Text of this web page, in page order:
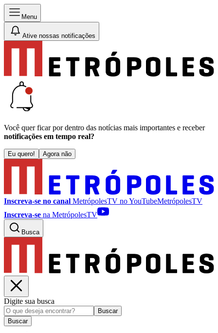
Menu
Ative nossas notificações
Você quer ficar por dentro das notícias mais importantes e receber
notificações em tempo real?
Eu quero! Agora não
Inscreva-se no canal MetrópolesTV noYouTubeMetrópolesTV
Inscreva-se na MetrópolesTV
Busca
Digite sua busca
Buscar
Buscar